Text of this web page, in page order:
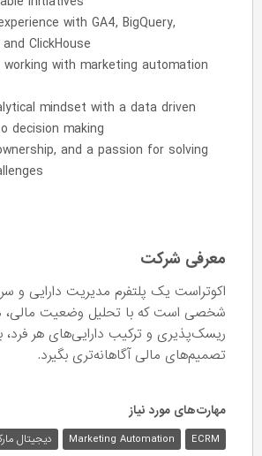
with GA4, BigQuery,
ClickHouse
working with marketing automation
mindset with a data driven
decision making
and a passion for solving
معرفی شرکت
اکوتراست یک پلتفرم مدیریت دارایی و
شخصی است که با تحلیل وضعیت مالی،
ریسک‌پذیری و ترکیب دارایی‌های هر
تصمیم‌های مالی آگاهانه‌تری بگیرد.
مهارت‌های مورد نیاز
ECRM
Marketing Automation دیجیتال